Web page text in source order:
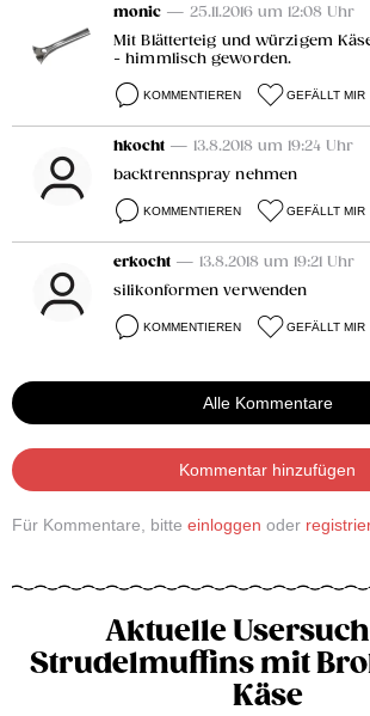
monic — 25.11.2016 um 12:08 Uhr
Mit Blätterteig und würzigem
- himmlisch geworden.
KOMMENTIEREN GEFÄLLT MIR
hkocht — 13.8.2018 um 19:24 Uhr
backtrennspray nehmen
KOMMENTIEREN GEFÄLLT MIR
erkocht — 13.8.2018 um 19:21 Uhr
silikonformen verwenden
KOMMENTIEREN GEFÄLLT MIR
Alle Kommentare
Kommentar hinzufügen
Für Kommentare, bitte einloggen oder
Aktuelle
Strudelmuffins mit
Käse